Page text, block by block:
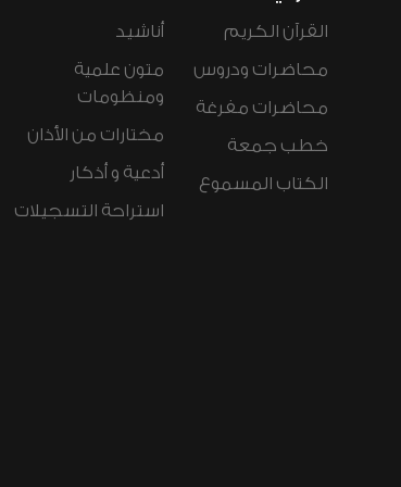
القرآن الكريم
محاضرات ودروس
محاضرات مفرغة
خطب جمعة
الكتاب المسموع
أناشيد
متون علمية
ومنظومات
مختارات من الأذان
أدعية و أذكار
استراحة التسجيلات